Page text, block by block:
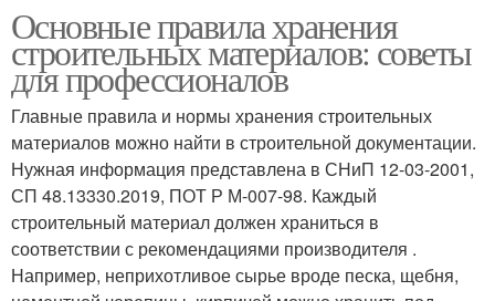
Основные правила хранения
строительных материалов: советы
для профессионалов
Главные правила и нормы хранения строительных
материалов можно найти в строительной документации.
Нужная информация представлена в СНиП 12-03-2001,
СП 48.13330.2019, ПОТ Р М-007-98. Каждый
строительный материал должен храниться в
соответствии с рекомендациями производителя .
Например, неприхотливое сырье вроде песка, щебня,